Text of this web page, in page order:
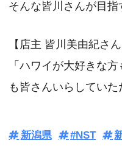
そんな皆川さんが目
【店主 皆川美由紀さん
「ハワイが大好きな
も皆さんいらしていた
新潟県 #NST